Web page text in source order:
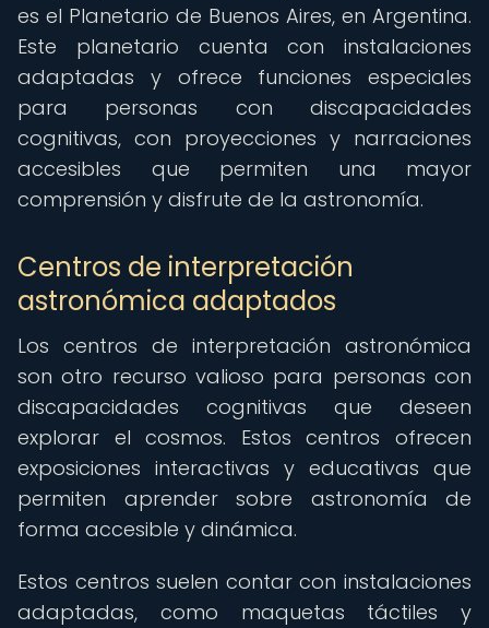
es el Planetario de Buenos Aires, en Argentina.
Este planetario cuenta con instalaciones
adaptadas y ofrece funciones especiales
para personas con discapacidades
cognitivas, con proyecciones y narraciones
accesibles que permiten una mayor
comprensión y disfrute de la astronomía.
Centros de interpretación
astronómica adaptados
Los centros de interpretación astronómica
son otro recurso valioso para personas con
discapacidades cognitivas que deseen
explorar el cosmos. Estos centros ofrecen
exposiciones interactivas y educativas que
permiten aprender sobre astronomía de
forma accesible y dinámica.
Estos centros suelen contar con instalaciones
adaptadas, como maquetas táctiles y